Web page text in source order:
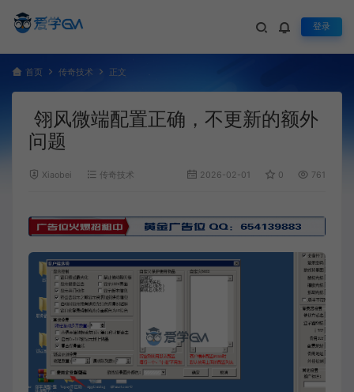
登录
首页 传奇技术 正文
翎风微端配置正确，不更新的额外
问题
Xiaobei 传奇技术 2026-02-01 0 761